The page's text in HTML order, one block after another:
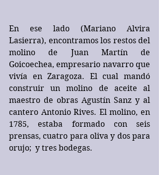
En ese lado (Mariano Alvira
Lasierra), encontramos los restos del
molino de Juan Martín de
Goicoechea, empresario navarro que
vivía en Zaragoza. El cual mandó
construir un molino de aceite al
maestro de obras Agustín Sanz y al
cantero Antonio Rives. El molino, en
1785, estaba formado con seis
prensas, cuatro para oliva y dos para
orujo;  y tres bodegas.